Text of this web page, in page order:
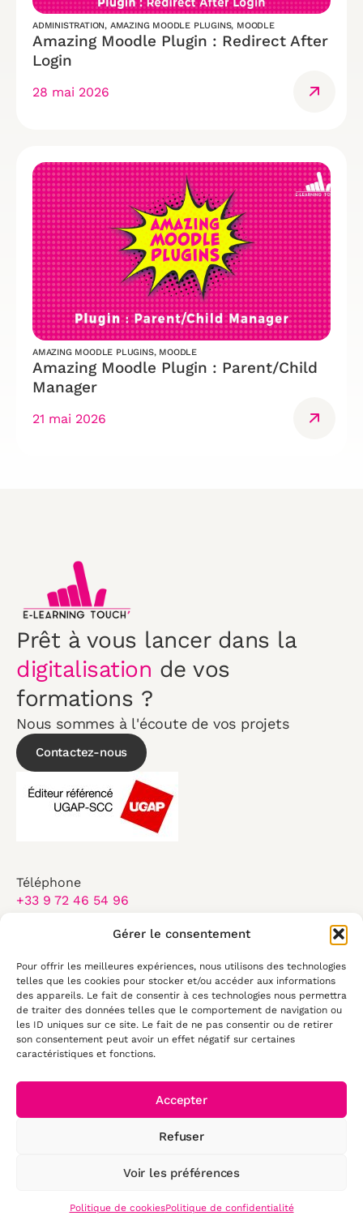
Gérer le consentement
Pour offrir les meilleures expériences, nous utilisons des technologies
telles que les cookies pour stocker et/ou accéder aux informations
des appareils. Le fait de consentir à ces technologies nous permettra
de traiter des données telles que le comportement de navigation ou
les ID uniques sur ce site. Le fait de ne pas consentir ou de retirer
son consentement peut avoir un effet négatif sur certaines
caractéristiques et fonctions.
Accepter
Refuser
Voir les préférences
Politique de cookiesPolitique de confidentialité
ADMINISTRATION, AMAZING MOODLE PLUGINS, MOODLE
Amazing Moodle Plugin : Redirect After
Login
28 mai 2026
AMAZING MOODLE PLUGINS, MOODLE
Amazing Moodle Plugin : Parent/Child
Manager
21 mai 2026
Prêt à vous lancer dans la
digitalisation de vos
formations ?
Nous sommes à l'écoute de vos projets
Contactez-nous
Téléphone
+33 9 72 46 54 96
Du lundi au vendredi :
8:30-17:30
50 rue Antoine de Saint Exupéry
29490, Guipavas
Mentions légales